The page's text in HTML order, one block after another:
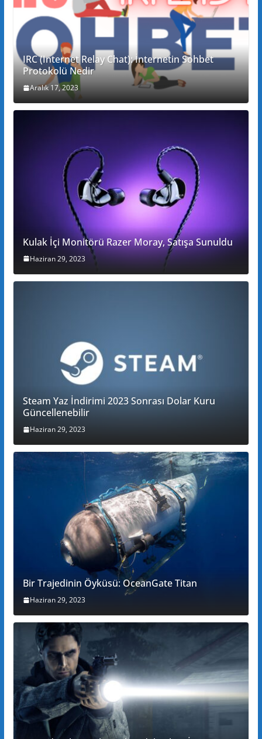
IRC (Internet Relay Chat): İnternetin Sohbet
Protokolü Nedir
Aralık 17, 2023
Kulak İçi Monitörü Razer Moray, Satışa Sunuldu
Haziran 29, 2023
Steam Yaz İndirimi 2023 Sonrası Dolar Kuru
Güncellenebilir
Haziran 29, 2023
Bir Trajedinin Öyküsü: OceanGate Titan
Haziran 29, 2023